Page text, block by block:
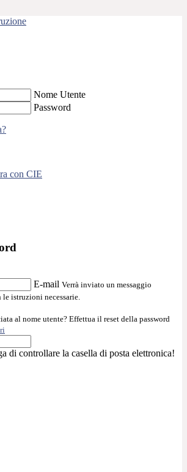
Nome Utente
Password
con CIE
E-mail Verrà inviato un messaggio
istruzioni necessarie.
al nome utente? Effettua il reset della password
di controllare la casella di posta elettronica!